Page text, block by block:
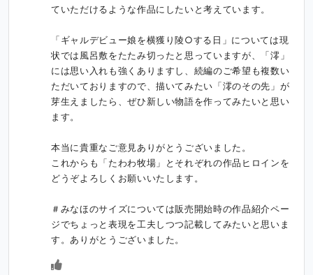
ていただけるような作品にしたいと考えています。
「ギャルデビュー娘を横獲り陵○する日」については現
状では風呂敷をたたみ切ったと思っていますが、「澪」
には思い入れも強くありますし、続編のご希望も複数い
ただいておりますので、描いてみたい「澪のその先」が
芽生えましたら、ぜひ新しい物語を作ってみたいと思い
ます。
本当に貴重なご意見ありがとうございました。
これからも「たわわ牧場」とそれぞれの作品ヒロインを
どうぞよろしくお願いいたします。
＃みなほのサイズについては販売開始時の作品紹介ペー
ジでちょっと表現を工夫しつつ記載してみたいと思いま
す。ありがとうございました。